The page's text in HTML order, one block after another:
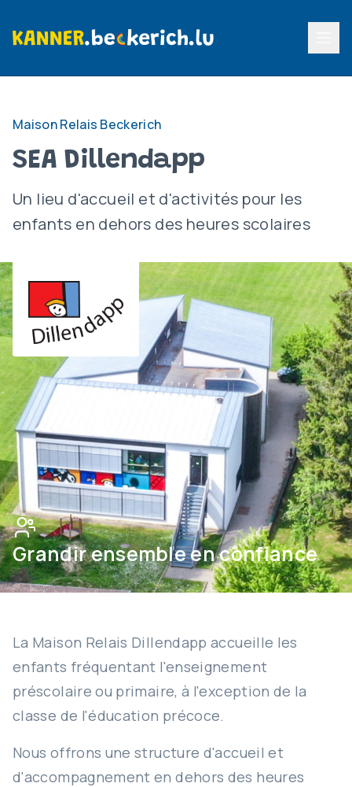
Maison Relais Beckerich
SEA Dillendapp
Un lieu d'accueil et d'activités pour les
enfants en dehors des heures scolaires
Grandir ensemble en confiance
La Maison Relais Dillendapp accueille les
enfants fréquentant l'enseignement
préscolaire ou primaire, à l'exception de la
classe de l'éducation précoce.
Nous offrons une structure d'accueil et
d'accompagnement en dehors des heures